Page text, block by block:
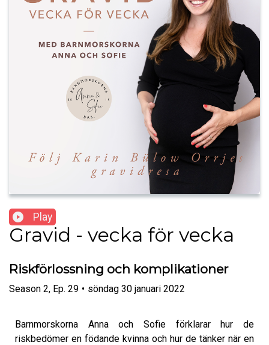
Play
Gravid - vecka för vecka
Riskförlossning och komplikationer
Season 2, Ep. 29 • söndag 30 januari 2022
Barnmorskorna Anna och Sofie förklarar hur de
riskbedömer en födande kvinna och hur de tänker när en